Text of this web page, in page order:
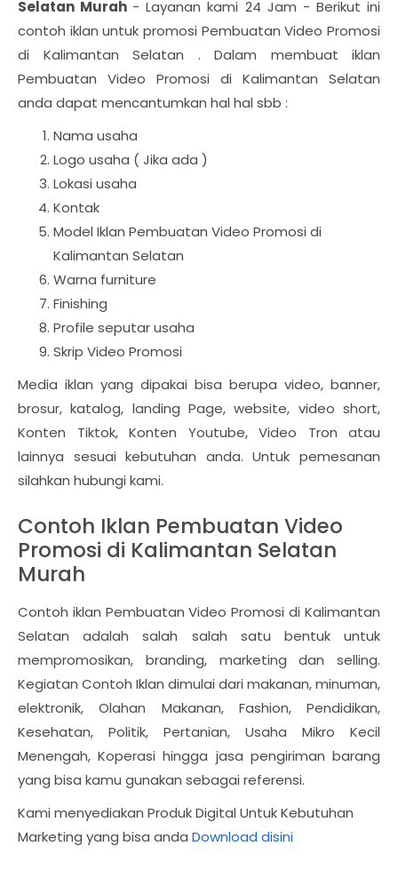
Selatan Murah - Layanan kami 24 Jam - Berikut ini
contoh iklan untuk promosi Pembuatan Video Promosi
di Kalimantan Selatan . Dalam membuat iklan
Pembuatan Video Promosi di Kalimantan Selatan
anda dapat mencantumkan hal hal sbb :
Nama usaha
Logo usaha ( Jika ada )
Lokasi usaha
Kontak
Model Iklan Pembuatan Video Promosi di
Kalimantan Selatan
Warna furniture
Finishing
Profile seputar usaha
Skrip Video Promosi
Media iklan yang dipakai bisa berupa video, banner,
brosur, katalog, landing Page, website, video short,
Konten Tiktok, Konten Youtube, Video Tron atau
lainnya sesuai kebutuhan anda. Untuk pemesanan
silahkan hubungi kami.
Contoh Iklan Pembuatan Video
Promosi di Kalimantan Selatan
Murah
Contoh iklan Pembuatan Video Promosi di Kalimantan
Selatan adalah salah salah satu bentuk untuk
mempromosikan, branding, marketing dan selling.
Kegiatan Contoh Iklan dimulai dari makanan, minuman,
elektronik, Olahan Makanan, Fashion, Pendidikan,
Kesehatan, Politik, Pertanian, Usaha Mikro Kecil
Menengah, Koperasi hingga jasa pengiriman barang
yang bisa kamu gunakan sebagai referensi.
Kami menyediakan Produk Digital Untuk Kebutuhan
Marketing yang bisa anda Download disini